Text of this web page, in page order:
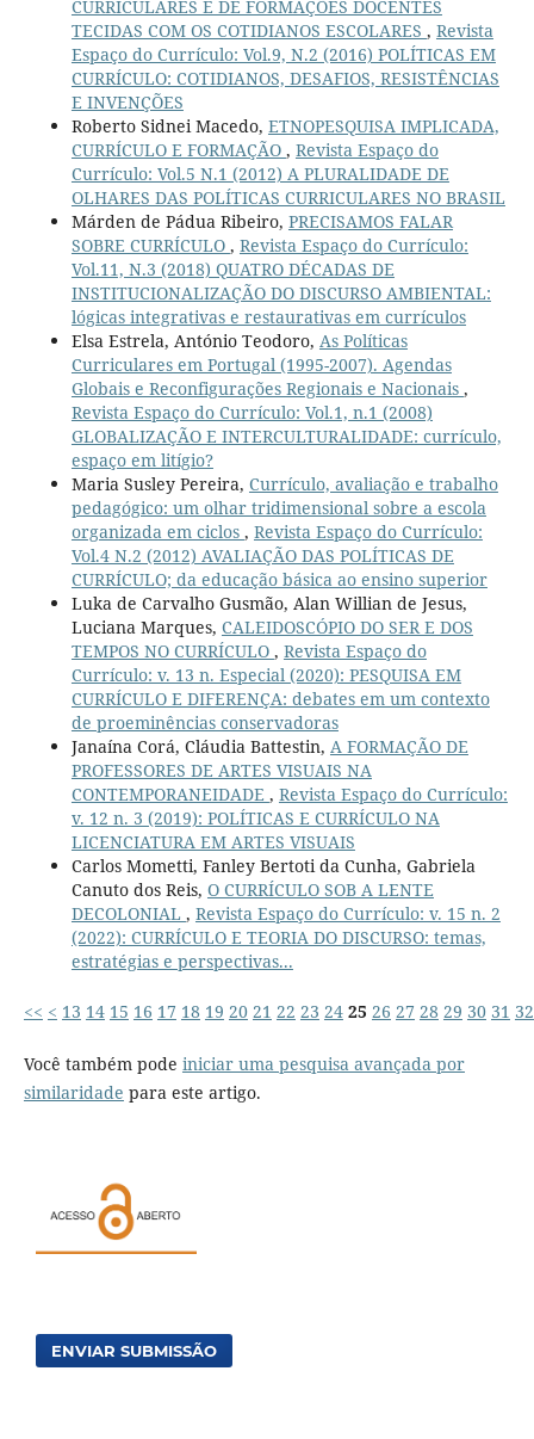
CURRICULARES E DE FORMAÇÕES DOCENTES
TECIDAS COM OS COTIDIANOS ESCOLARES , Revista
Espaço do Currículo: Vol.9, N.2 (2016) POLÍTICAS EM
CURRÍCULO: COTIDIANOS, DESAFIOS, RESISTÊNCIAS
E INVENÇÕES
Roberto Sidnei Macedo, ETNOPESQUISA IMPLICADA,
CURRÍCULO E FORMAÇÃO , Revista Espaço do
Currículo: Vol.5 N.1 (2012) A PLURALIDADE DE
OLHARES DAS POLÍTICAS CURRICULARES NO BRASIL
Márden de Pádua Ribeiro, PRECISAMOS FALAR
SOBRE CURRÍCULO , Revista Espaço do Currículo:
Vol.11, N.3 (2018) QUATRO DÉCADAS DE
INSTITUCIONALIZAÇÃO DO DISCURSO AMBIENTAL:
lógicas integrativas e restaurativas em currículos
Elsa Estrela, António Teodoro, As Políticas
Curriculares em Portugal (1995-2007). Agendas
Globais e Reconfigurações Regionais e Nacionais ,
Revista Espaço do Currículo: Vol.1, n.1 (2008)
GLOBALIZAÇÃO E INTERCULTURALIDADE: currículo,
espaço em litígio?
Maria Susley Pereira, Currículo, avaliação e trabalho
pedagógico: um olhar tridimensional sobre a escola
organizada em ciclos , Revista Espaço do Currículo:
Vol.4 N.2 (2012) AVALIAÇÃO DAS POLÍTICAS DE
CURRÍCULO; da educação básica ao ensino superior
Luka de Carvalho Gusmão, Alan Willian de Jesus,
Luciana Marques, CALEIDOSCÓPIO DO SER E DOS
TEMPOS NO CURRÍCULO , Revista Espaço do
Currículo: v. 13 n. Especial (2020): PESQUISA EM
CURRÍCULO E DIFERENÇA: debates em um contexto
de proeminências conservadoras
Janaína Corá, Cláudia Battestin, A FORMAÇÃO DE
PROFESSORES DE ARTES VISUAIS NA
CONTEMPORANEIDADE , Revista Espaço do Currículo:
v. 12 n. 3 (2019): POLÍTICAS E CURRÍCULO NA
LICENCIATURA EM ARTES VISUAIS
Carlos Mometti, Fanley Bertoti da Cunha, Gabriela
Canuto dos Reis, O CURRÍCULO SOB A LENTE
DECOLONIAL , Revista Espaço do Currículo: v. 15 n. 2
(2022): CURRÍCULO E TEORIA DO DISCURSO: temas,
estratégias e perspectivas...
<< < 13 14 15 16 17 18 19 20 21 22 23 24 25 26 27 28 29 30 31 32
Você também pode iniciar uma pesquisa avançada por
similaridade para este artigo.
ENVIAR SUBMISSÃO